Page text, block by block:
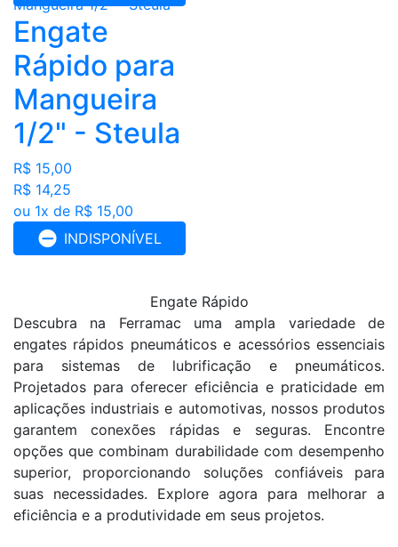
Engate
Rápido para
Mangueira
1/2" - Steula
R$ 15,00
R$ 14,25
ou 1x de R$ 15,00
INDISPONÍVEL
Engate Rápido
Descubra na Ferramac uma ampla variedade de
engates rápidos pneumáticos e acessórios essenciais
para sistemas de lubrificação e pneumáticos.
Projetados para oferecer eficiência e praticidade em
aplicações industriais e automotivas, nossos produtos
garantem conexões rápidas e seguras. Encontre
opções que combinam durabilidade com desempenho
superior, proporcionando soluções confiáveis para
suas necessidades. Explore agora para melhorar a
eficiência e a produtividade em seus projetos.